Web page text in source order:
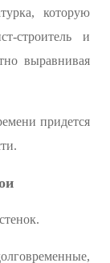
которую
строитель и
выравнивая
придется